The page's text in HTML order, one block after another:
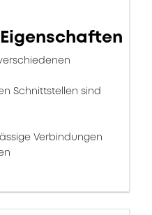
Schnittstellen sind
Verbindungen